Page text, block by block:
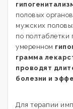
половых
мужских
по полтаблетки
умеренном
грамма
проводят
болезни и
Для терапии